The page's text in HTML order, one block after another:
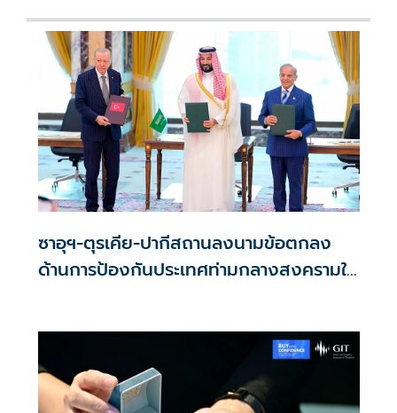
ซาอุฯ-ตุรเคีย-ปากีสถานลงนามข้อตกลง
ด้านการป้องกันประเทศท่ามกลางสงครามใน